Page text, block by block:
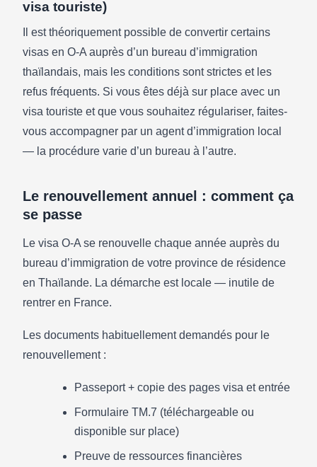
visa touriste)
Il est théoriquement possible de convertir certains
visas en O-A auprès d’un bureau d’immigration
thaïlandais, mais les conditions sont strictes et les
refus fréquents. Si vous êtes déjà sur place avec un
visa touriste et que vous souhaitez régulariser, faites-
vous accompagner par un agent d’immigration local
— la procédure varie d’un bureau à l’autre.
Le renouvellement annuel : comment ça
se passe
Le visa O-A se renouvelle chaque année auprès du
bureau d’immigration de votre province de résidence
en Thaïlande. La démarche est locale — inutile de
rentrer en France.
Les documents habituellement demandés pour le
renouvellement :
Passeport + copie des pages visa et entrée
Formulaire TM.7 (téléchargeable ou
disponible sur place)
Preuve de ressources financières